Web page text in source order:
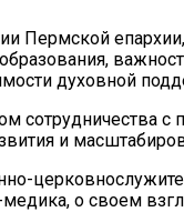
Пермской
духовной
и
о своем